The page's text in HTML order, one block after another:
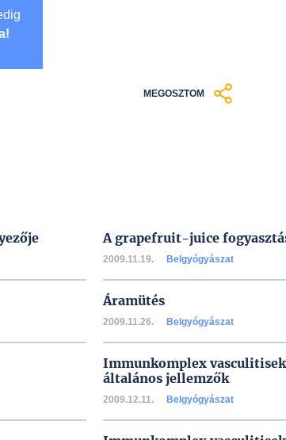
MEGOSZTOM
A grapefruit-juice
2009.11.19. Belgyógyászat
Áramütés
2009.11.26. Belgyógyászat
Immunkomplex
általános jellemzők
2009.12.11. Belgyógyászat